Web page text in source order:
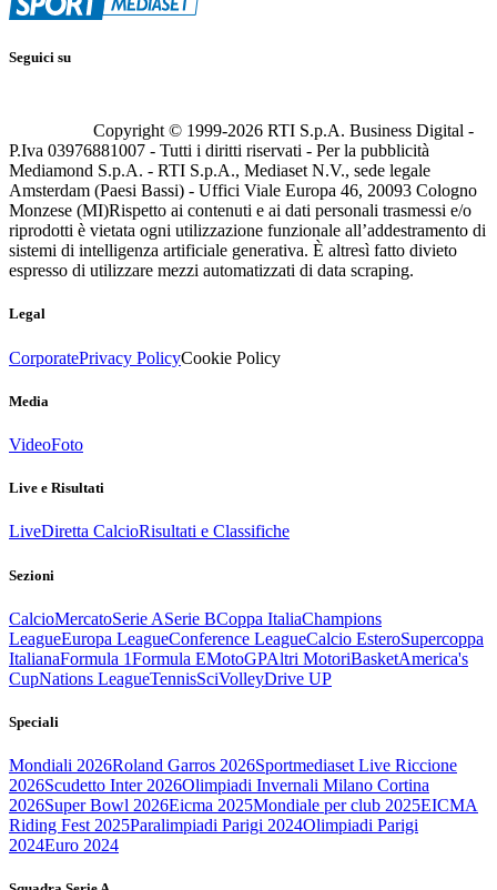
Seguici su
Copyright © 1999-2026 RTI S.p.A. Business Digital -
P.Iva 03976881007 - Tutti i diritti riservati - Per la pubblicità
Mediamond S.p.A. - RTI S.p.A., Mediaset N.V., sede legale
Amsterdam (Paesi Bassi) - Uffici Viale Europa 46, 20093 Cologno
Monzese (MI)Rispetto ai contenuti e ai dati personali trasmessi e/o
riprodotti è vietata ogni utilizzazione funzionale all’addestramento di
sistemi di intelligenza artificiale generativa. È altresì fatto divieto
espresso di utilizzare mezzi automatizzati di data scraping.
Legal
CorporatePrivacy PolicyCookie Policy
Media
VideoFoto
Live e Risultati
LiveDiretta CalcioRisultati e Classifiche
Sezioni
CalcioMercatoSerie ASerie BCoppa ItaliaChampions
LeagueEuropa LeagueConference LeagueCalcio EsteroSupercoppa
ItalianaFormula 1Formula EMotoGPAltri MotoriBasketAmerica's
CupNations LeagueTennisSciVolleyDrive UP
Speciali
Mondiali 2026Roland Garros 2026Sportmediaset Live Riccione
2026Scudetto Inter 2026Olimpiadi Invernali Milano Cortina
2026Super Bowl 2026Eicma 2025Mondiale per club 2025EICMA
Riding Fest 2025Paralimpiadi Parigi 2024Olimpiadi Parigi
2024Euro 2024